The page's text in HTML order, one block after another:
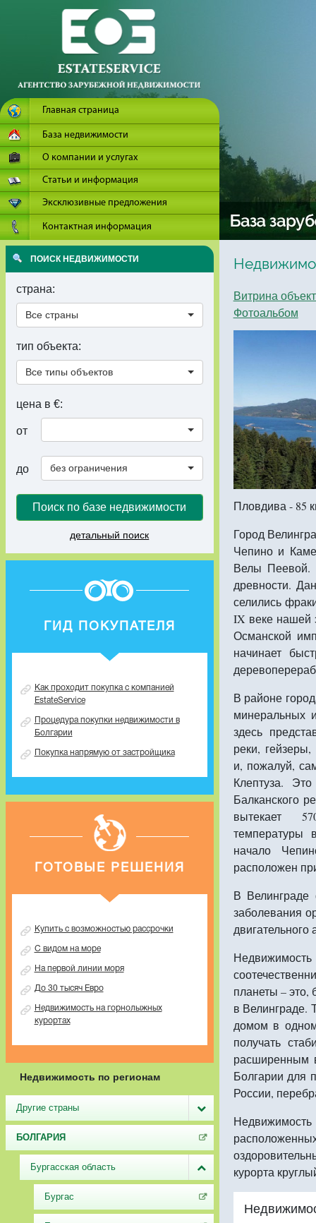
Главная страница
База недвижимости
О компании и услугах
Статьи и информация
Эксклюзивные предложения
Контактная информация
ПОИСК НЕДВИЖИМОСТИ
страна:
Все страны
тип объекта:
Все типы объектов
цена в €:
от
до без ограничения
Поиск по базе недвижимости
детальный поиск
ГИД ПОКУПАТЕЛЯ
Как проходит покупка с компанией
EstateService
Процедура покупки недвижимости в
Болгарии
Покупка напрямую от застройщика
ГОТОВЫЕ РЕШЕНИЯ
Купить с возможностью рассрочки
С видом на море
На первой линии моря
До 30 тысяч Евро
Недвижимость на горнолыжных
курортах
Недвижимость по регионам
Другие страны
БОЛГАРИЯ
Бургасская область
Бургас
Витрина
Фотоальбом
Пловдива - 85
Город
Чепино и
Велы Пеевой.
древности.
селились
IX веке нашей
Османской
начинает
В районе
минеральных
здесь
реки,
и, пожалуй,
Клептуза.
Балканского
вытекает
температуры
начало
расположен
В Велинграде
заболевания
планеты – это,
в Велинграде.
домом в
получать
расширенным
Болгарии для
России,
курорта